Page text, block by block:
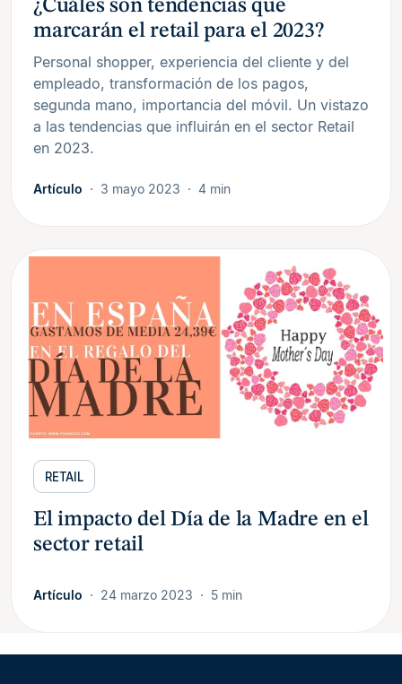
¿Cuáles son tendencias que
marcarán el retail para el 2023?
Personal shopper, experiencia del cliente y del
empleado, transformación de los pagos,
segunda mano, importancia del móvil. Un vistazo
a las tendencias que influirán en el sector Retail
en 2023.
Artículo 3 mayo 2023 4 min
RETAIL
El impacto del Día de la Madre en el
sector retail
Artículo 24 marzo 2023 5 min